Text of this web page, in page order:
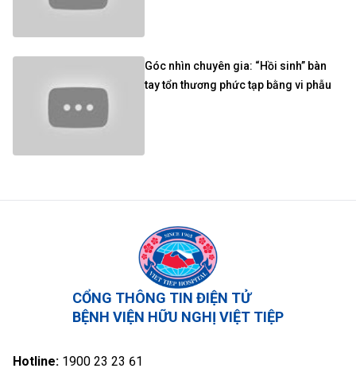
Góc nhìn chuyên gia: “Hồi sinh” bàn
tay tổn thương phức tạp bằng vi phẫu
CỔNG THÔNG TIN ĐIỆN TỬ
BỆNH VIỆN HỮU NGHỊ VIỆT TIỆP
Hotline: 1900 23 23 61